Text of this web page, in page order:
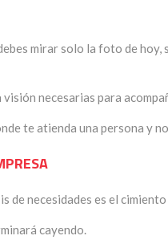
mirar solo la foto de hoy,
necesarias para
te atienda una persona y
de necesidades es el
cayendo.